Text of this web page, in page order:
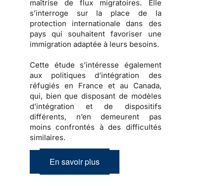
maîtrise deflux migratoires. Elle
s’interroge sur la place de la
protection internationale dans des
pays qui souhaitent favoriser une
immigration adaptée à leurs besoins.
Cette étude s’intéresse également
aux politiques d’intégration des
réfugiés en France et au Canada,
qui, bien que disposant de modèles
d’intégration et de dispositifs
différents, n’en demeurent pas
moins confrontés à des difficultés
similaires.
En savoir plus